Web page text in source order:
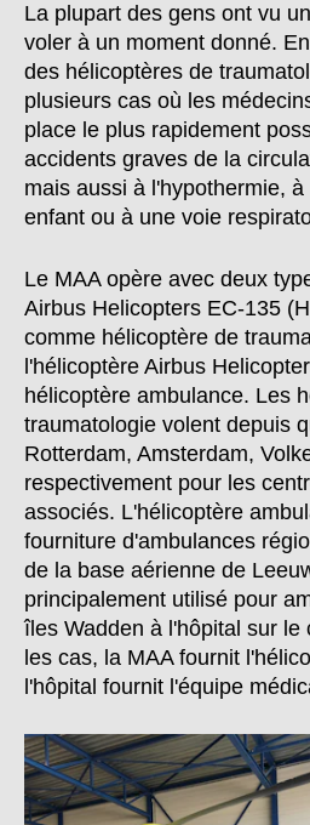
La plupart des gens ont vu
voler à un moment donné.
des hélicoptères de
plusieurs cas où les
place le plus rapidement
accidents graves de la
mais aussi à l'hypothermie,
enfant ou à une voie
Le MAA opère avec deux
Airbus Helicopters EC-135
comme hélicoptère de
l'hélicoptère Airbus
hélicoptère ambulance. Les
traumatologie volent depuis
Rotterdam, Amsterdam,
respectivement pour les
associés. L'hélicoptère
fourniture d'ambulances
de la base aérienne de
principalement utilisé pour
îles Wadden à l'hôpital sur le
les cas, la MAA fournit
l'hôpital fournit l'équipe